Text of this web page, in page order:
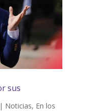
sus
| Noticias, En los